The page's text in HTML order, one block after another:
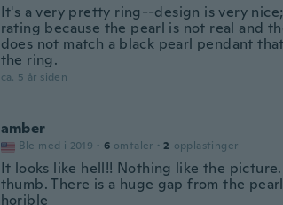
It's a very pretty ring--design is very
rating because the pearl is not real and
does not match a black pearl pendant
the ring.
ca. 5 år siden
amber
Ble med i 2019 · 6 omtaler · 2 opplastinger
It looks like hell!! Nothing like the
thumb. There is a huge gap from the
horible